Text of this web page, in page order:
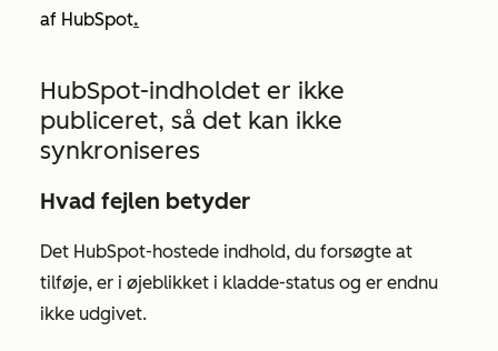
af HubSpot.
HubSpot-indholdet er ikke
publiceret, så det kan ikke
synkroniseres
Hvad fejlen betyder
Det HubSpot-hostede indhold, du forsøgte at
tilføje, er i øjeblikket i kladde-status og er endnu
ikke udgivet.